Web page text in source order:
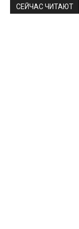
СЕЙЧАС ЧИТАЮТ